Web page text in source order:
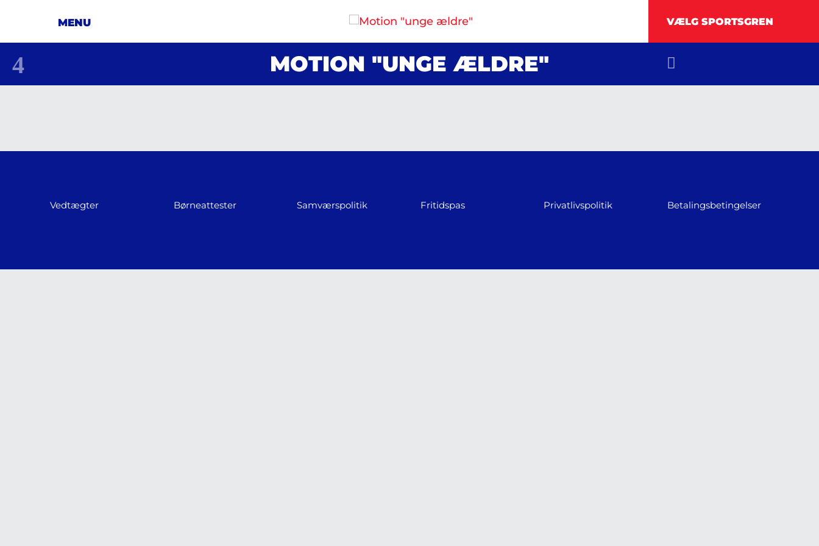
MOTION "UNGE ÆLDRE"
Vedtægter Børneattester Samværspolitik Fritidspas Privatlivspolitik Betalingsbetingelser